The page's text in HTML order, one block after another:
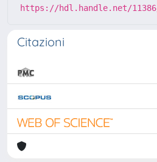
https://hdl.handle.net/11386/
Citazioni